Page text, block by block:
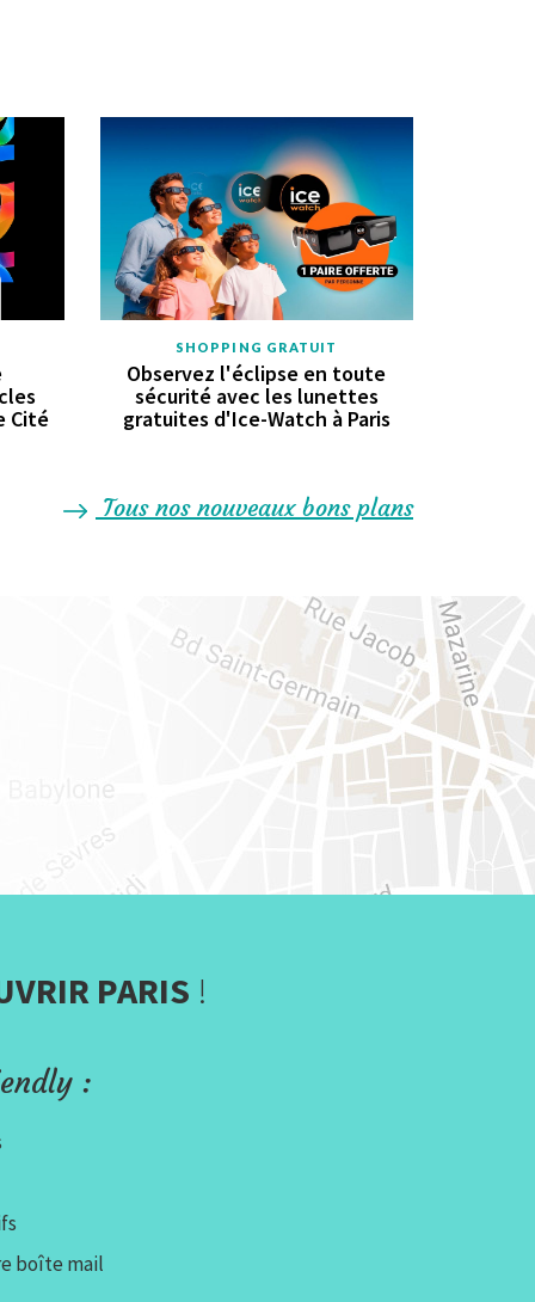
Cité
SHOPPING GRATUIT
Observez l'éclipse en toute
sécurité avec les lunettes
gratuites d'Ice-Watch à Paris
Tous nos nouveaux bons plans
PARIS !
:
boîte mail